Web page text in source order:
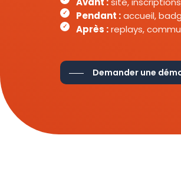
Pendant :accueil,
Après :replays,
Demander une